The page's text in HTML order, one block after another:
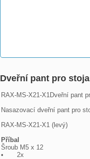
Dveřní pant pro
RAX-MS-X21-X1Dveřní pant
Nasazovací dveřní pant pro
RAX-MS-X21-X1 (levý)
Příbal
Šroub M5 x 12
•	2x